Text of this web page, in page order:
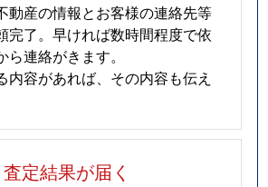
動産の情報とお客様の連絡先等
完了。早ければ数時間程度で依
連絡がきます。
内容があれば、その内容も伝え
査定結果が届く